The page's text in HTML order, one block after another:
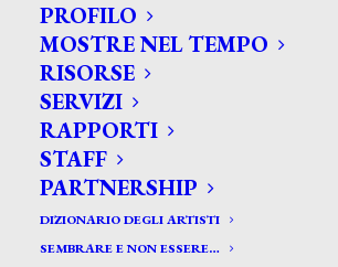
PROFILO
MOSTRE NEL TEMPO
RISORSE
SERVIZI
RAPPORTI
STAFF
PARTNERSHIP
DIZIONARIO DEGLI ARTISTI
SEMBRARE E NON ESSERE…
Fondo ambiente
tutela dei
storici.